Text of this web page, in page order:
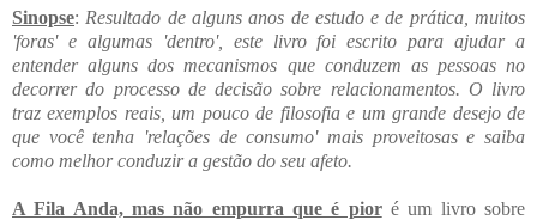
Sinopse: Resultado de alguns anos de estudo e de prática, muitos
'foras' e algumas 'dentro', este livro foi escrito para ajudar a
entender alguns dos mecanismos que conduzem as pessoas no
decorrer do processo de decisão sobre relacionamentos. O livro
traz exemplos reais, um pouco de filosofia e um grande desejo de
que você tenha 'relações de consumo' mais proveitosas e saiba
como melhor conduzir a gestão do seu afeto.
A Fila Anda, mas não empurra que é pioré um livro sobre